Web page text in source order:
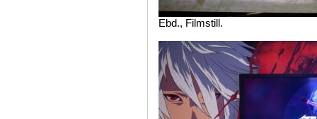
Ebd., Filmstill.